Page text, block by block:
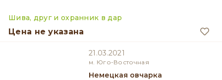
Шива, друг и охранник в дар
Цена не указана
21.03.2021
м. Юго-Восточная
Немецкая овчарка